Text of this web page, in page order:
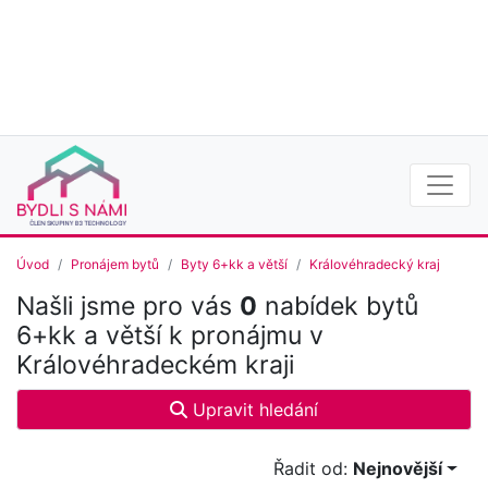
Úvod Pronájem bytů Byty 6+kk a větší Královéhradecký kraj
Našli jsme pro vás 0 nabídek bytů
6+kk a větší k pronájmu v
Královéhradeckém kraji
Upravit hledání
Řadit od: Nejnovější